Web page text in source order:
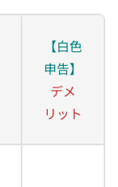
【白色
申告】
デメ
リット